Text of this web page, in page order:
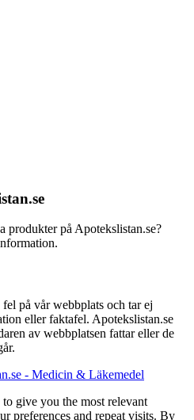
produkter på Apotekslistan.se?
på vår webbplats och tar ej
eller faktafel. Apotekslistan.se
av webbplatsen fattar eller de
- Medicin & Läkemedel
give you the most relevant
preferences and repeat visits. By